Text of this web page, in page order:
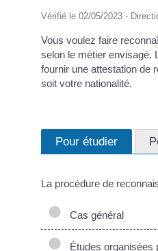
Vérifié le 02/05/2023 -
Vous voulez faire
selon le métier envisagé.
fournir une attestation de
soit votre nationalité.
Pour étudier
La procédure de
Cas général
Études organisées